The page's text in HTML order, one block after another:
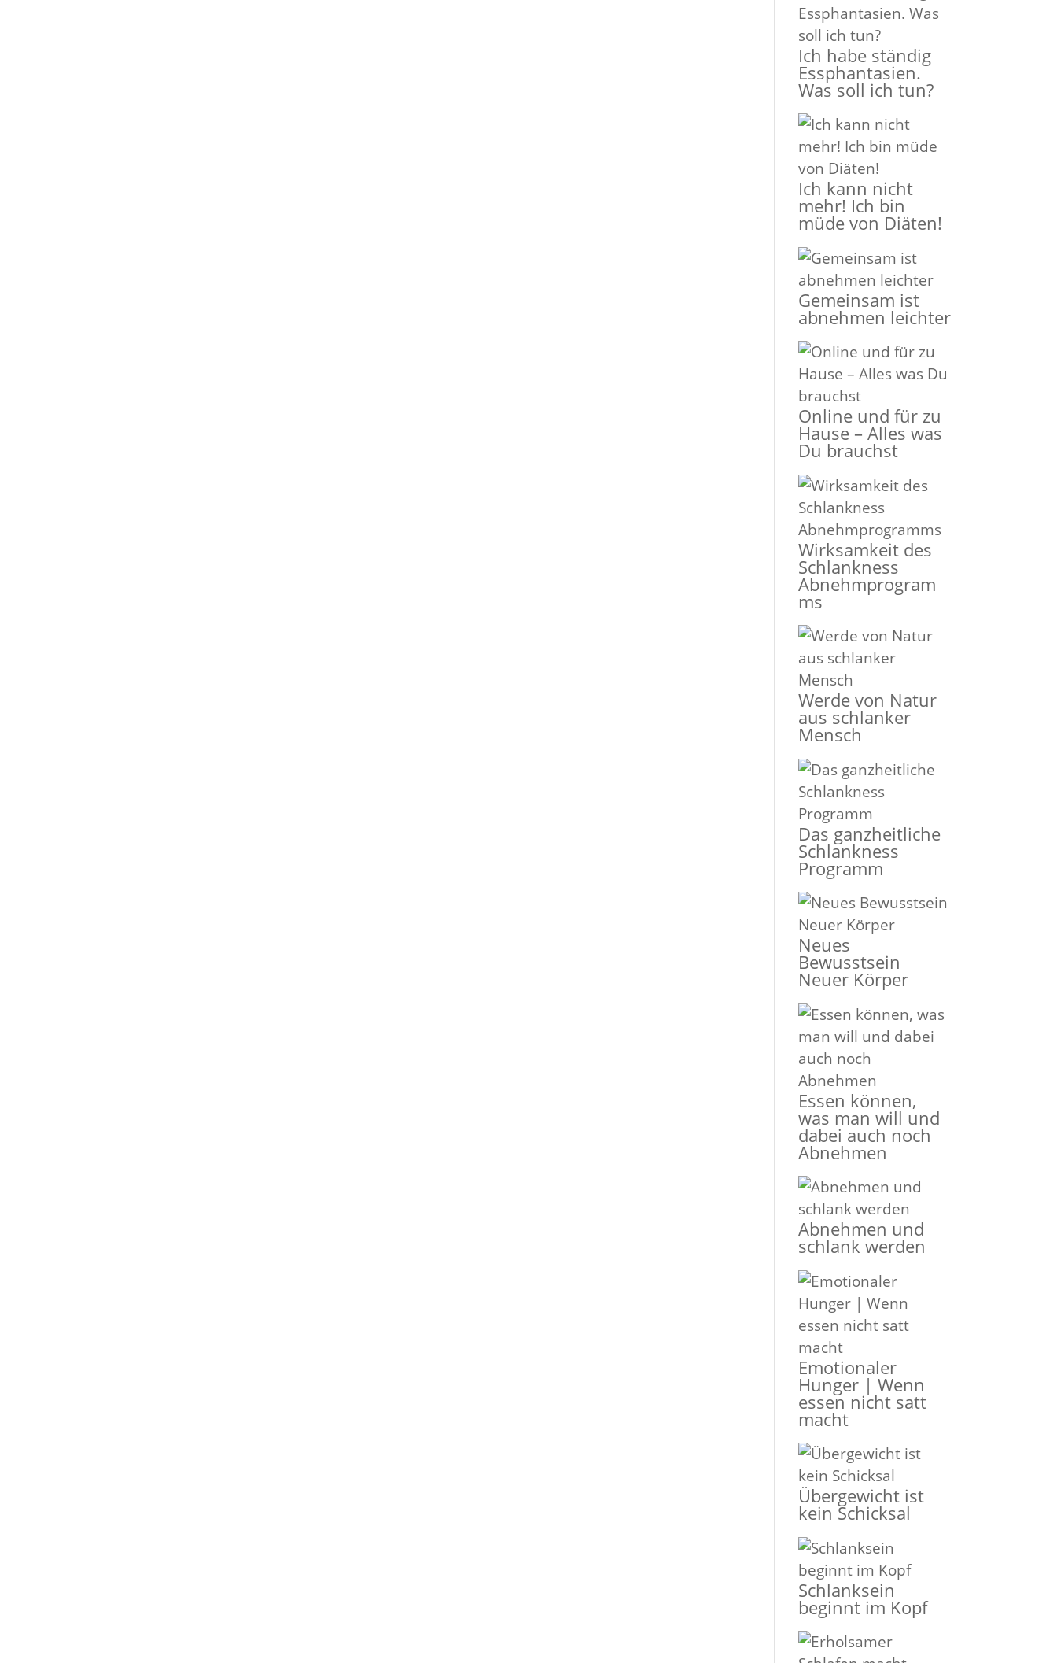
Ich habe ständig
Essphantasien.
Was soll ich tun?
Ich kann nicht
mehr! Ich bin
müde von Diäten!
Gemeinsam ist
abnehmen leichter
Online und für zu
Hause – Alles was
Du brauchst
Wirksamkeit des
Schlankness
Abnehmprogram
ms
Werde von Natur
aus schlanker
Mensch
Das ganzheitliche
Schlankness
Programm
Neues
Bewusstsein
Neuer Körper
Essen können,
was man will und
dabei auch noch
Abnehmen
Abnehmen und
schlank werden
Emotionaler
Hunger | Wenn
essen nicht satt
macht
Übergewicht ist
kein Schicksal
Schlanksein
beginnt im Kopf